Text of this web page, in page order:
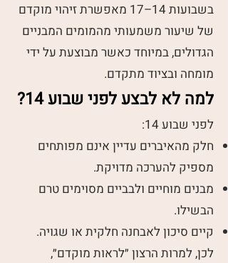
בשבועות 14–17 מאפשרת זיהוי מוקדם
של שיעור משמעותי מהמומים המבניים
הגדולים, במיוחד כאשר מבוצעת על ידי
מומחה ובציוד מתקדם.
למה לא לבצע לפני שבוע 14?
לפני שבוע 14:
חלק מהאיברים עדיין אינם מפותחים
מספיק להערכה מדויקת.
מבנים מוחיים ולבביים מסוימים טרם
הבשילו.
קיים סיכון לאבחנה חלקית או שגויה.
לכן, למרות הרצון ״לראות מוקדם״,